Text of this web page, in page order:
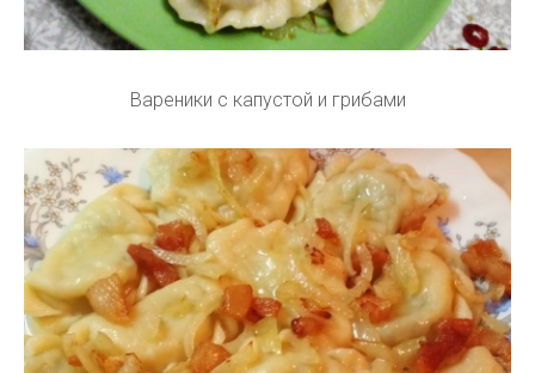
Вареники с капустой и грибами